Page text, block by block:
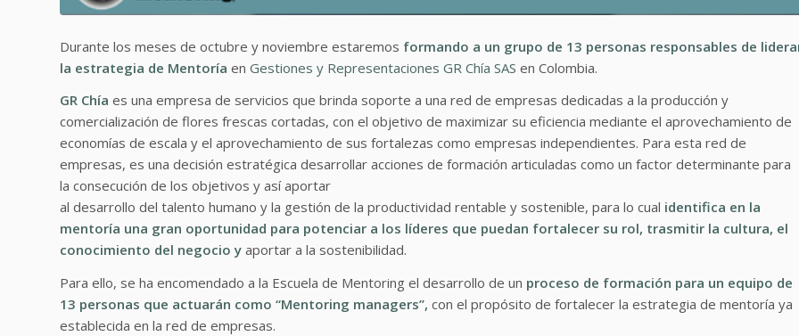
Durante los meses de octubre y noviembre estaremos formando a un grupo de 13 personas responsables de
la estrategia de Mentoría en Gestiones y Representaciones GR Chía SAS en Colombia.
GR Chía es una empresa de servicios que brinda soporte a una red de empresas dedicadas a la producción y
comercialización de flores frescas cortadas, con el objetivo de maximizar su eficiencia mediante el aprovechamiento de
economías de escala y el aprovechamiento de sus fortalezas como empresas independientes. Para esta red de
empresas, es una decisión estratégica desarrollar acciones de formación articuladas como un factor determinante para
la consecución de los objetivos y así aportar
al desarrollo del talento humano y la gestión de la productividad rentable y sostenible, para lo cual identifica en la
mentoría una gran oportunidad para potenciar a los líderes que puedan fortalecer su rol, trasmitir la cultura, el
conocimiento del negocio y aportar a la sostenibilidad.
Para ello, se ha encomendado a la Escuela de Mentoring el desarrollo de un proceso de formación para un equipo de
13 personas que actuarán como “Mentoring managers”, con el propósito de fortalecer la estrategia de mentoría ya
establecida en la red de empresas.